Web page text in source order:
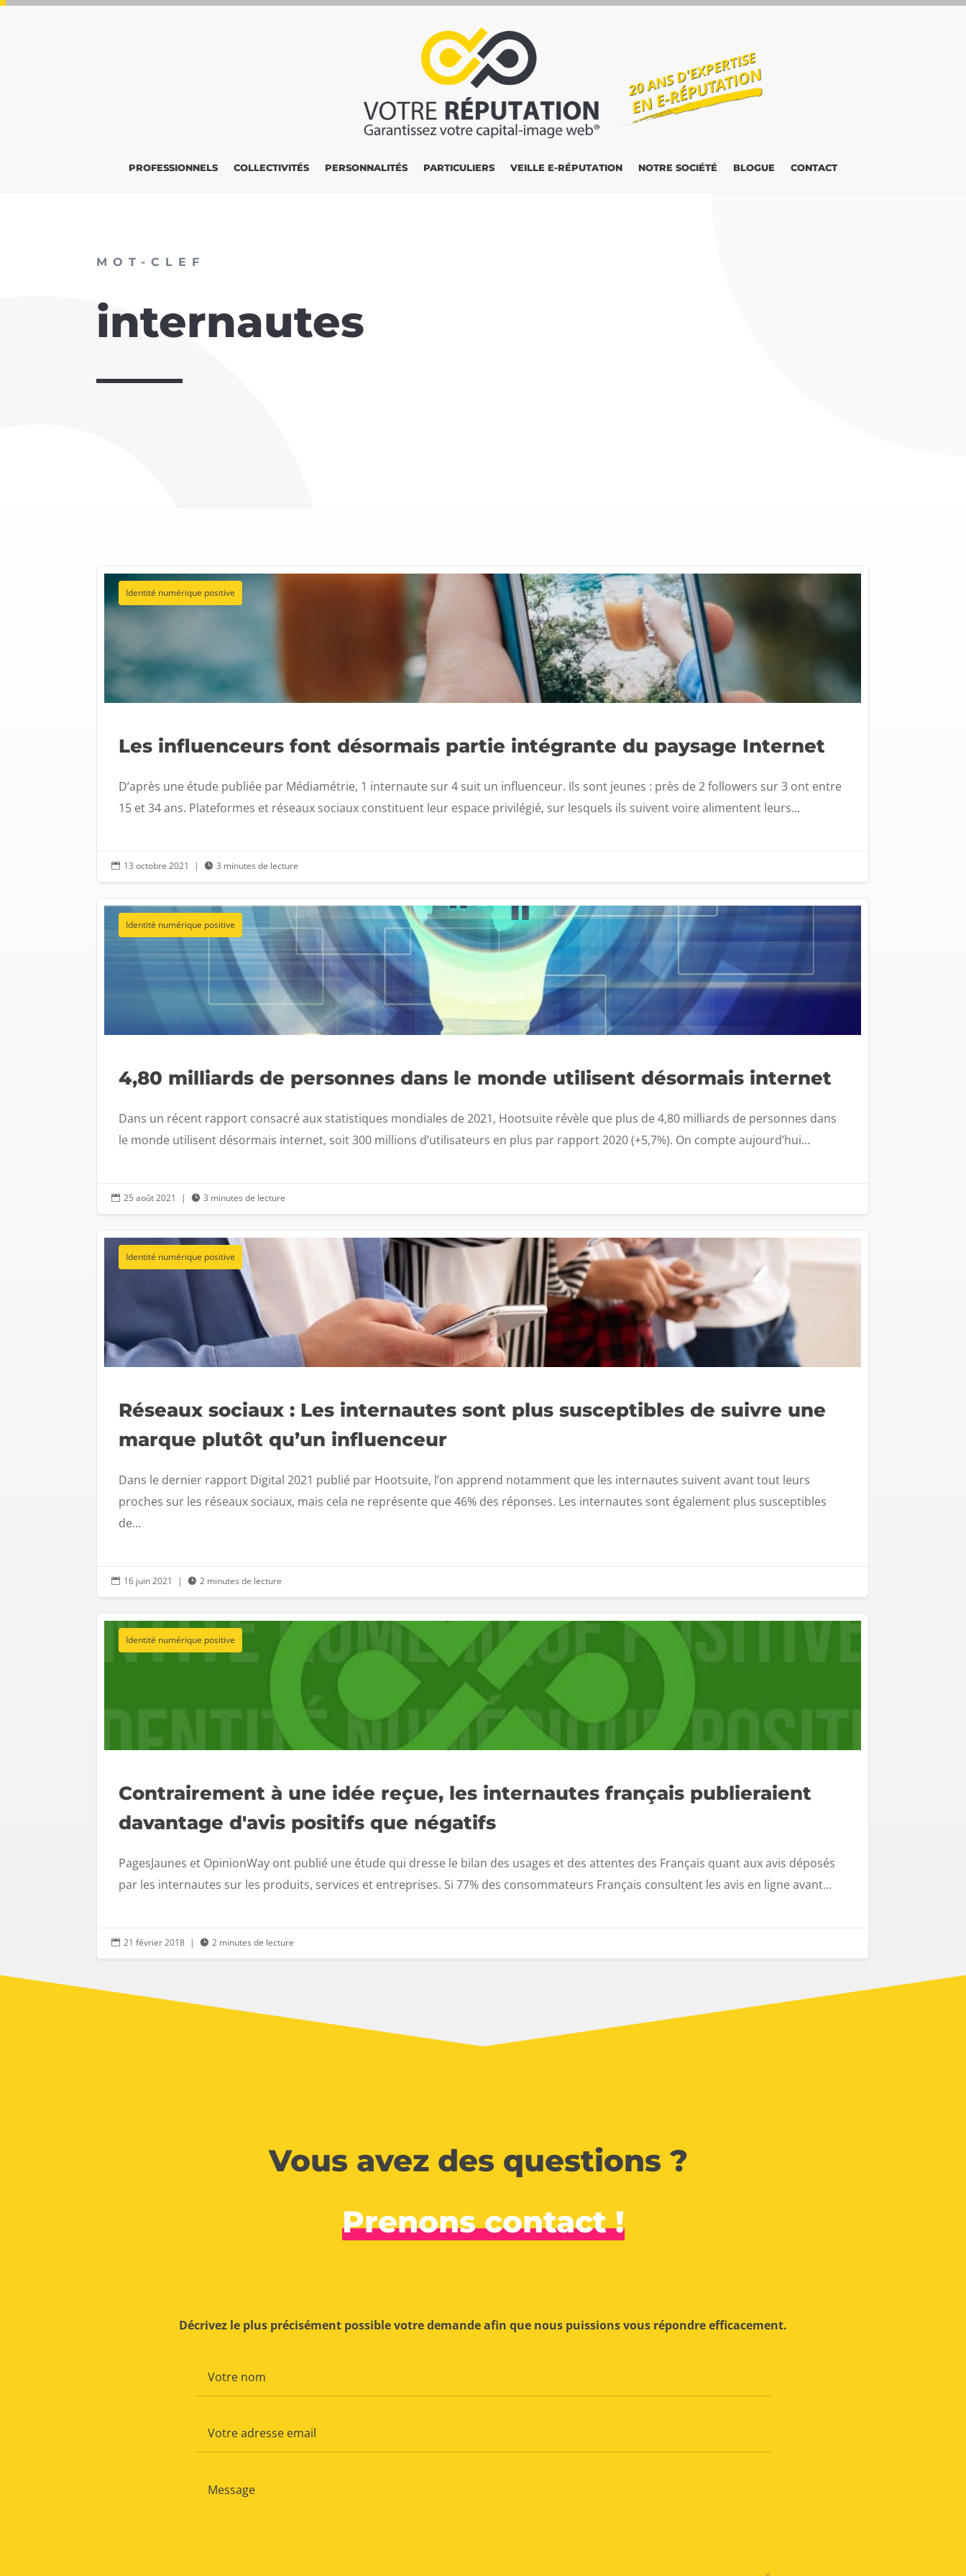
PROFESSIONNELS COLLECTIVITÉS PERSONNALITÉS PARTICULIERS VEILLE E-RÉPUTATION NOTRE SOCIÉTÉ BLOGUE CONTACT
MOT-CLEF
internautes
Identité numérique positive
Les influenceurs font désormais partie intégrante du paysage Internet
D’après une étude publiée par Médiamétrie, 1 internaute sur 4 suit un influenceur. Ils sont jeunes : près de 2 followers sur 3 ont entre
15 et 34 ans. Plateformes et réseaux sociaux constituent leur espace privilégié, sur lesquels ils suivent voire alimentent leurs...
 13 octobre 2021 |  3 minutes de lecture
Identité numérique positive
4,80 milliards de personnes dans le monde utilisent désormais internet
Dans un récent rapport consacré aux statistiques mondiales de 2021, Hootsuite révèle que plus de 4,80 milliards de personnes dans
le monde utilisent désormais internet, soit 300 millions d’utilisateurs en plus par rapport 2020 (+5,7%). On compte aujourd’hui...
 25 août 2021 |  3 minutes de lecture
Identité numérique positive
Réseaux sociaux : Les internautes sont plus susceptibles de suivre une
marque plutôt qu’un influenceur
Dans le dernier rapport Digital 2021 publié par Hootsuite, l’on apprend notamment que les internautes suivent avant tout leurs
proches sur les réseaux sociaux, mais cela ne représente que 46% des réponses. Les internautes sont également plus susceptibles
de...
 16 juin 2021 |  2 minutes de lecture
Identité numérique positive
Contrairement à une idée reçue, les internautes français publieraient
davantage d'avis positifs que négatifs
PagesJaunes et OpinionWay ont publié une étude qui dresse le bilan des usages et des attentes des Français quant aux avis déposés
par les internautes sur les produits, services et entreprises. Si 77% des consommateurs Français consultent les avis en ligne avant...
 21 février 2018 |  2 minutes de lecture
Vous avez des questions ?
Prenons contact !
Décrivez le plus précisément possible votre demande afin que nous puissions vous répondre efficacement.